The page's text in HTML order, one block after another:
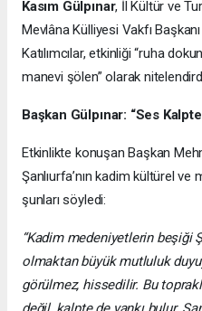
Kasım Gülpınar, İl Kültür ve
Mevlâna Külliyesi Vakfı
Katılımcılar, etkinliği “ruha
manevi şölen” olarak
Başkan Gülpınar: “Ses
Etkinlikte konuşan Başkan
Şanlıurfa’nın kadim kültürel
şunları söyledi:
“Kadim medeniyetlerin beşiği
olmaktan büyük mutluluk
görülmez, hissedilir. Bu